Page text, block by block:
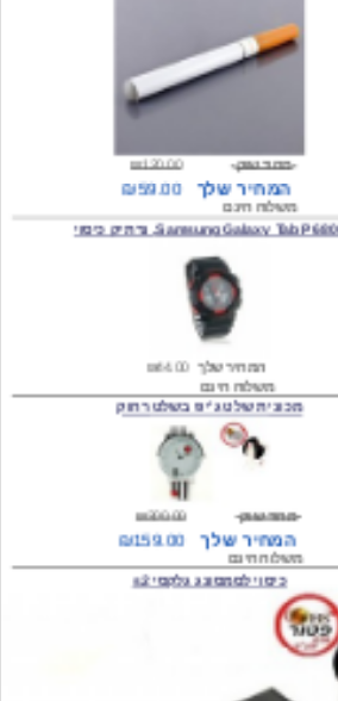
₪120.00
משלוח חינם
Samsung Galaxy Tab P6800, נרתיק כיסוי
המחיר שלך
משלוח חינם
מכונית שלט ג'יפ בשלט רחוק
₪300.00 מחיר שוק
₪159.00
כיסוי לסמסונג גלקסי s2